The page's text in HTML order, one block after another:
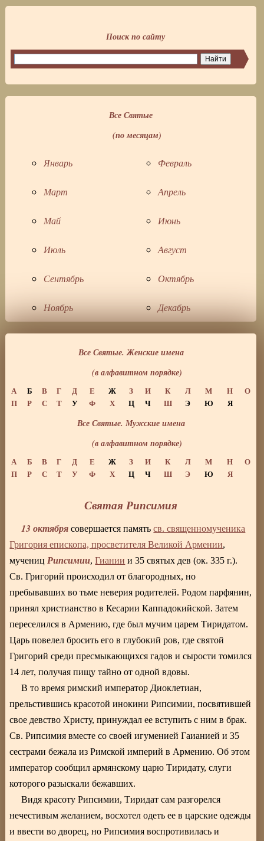
Все Святые
(по месяцам)
Январь Февраль
Март Апрель
Май Июнь
Июль Август
Сентябрь Октябрь
Ноябрь Декабрь
Все Святые. Женские имена
(в алфавитном порядке)
А Б В Г Д Е Ж З И К Л М Н
О
П
Р С Т У Ф Х Ц Ч Ш Э Ю Я
Все Святые. Мужские имена
(в алфавитном порядке)
А Б В Г Д Е Ж З И К Л М Н
О
П
Р С Т У Ф Х Ц Ч Ш Э Ю Я
Святая Рипсимия
13 октября совершается памятьсв. священномученика
Григория епископа, просветителя Великой Армении,
мучениц Рипсимии,Гиании и 35 святых дев (ок. 335 г.).
Св. Григорий происходил от благородных, но
пребывавших во тьме неверия родителей. Родом парфянин,
принял христианство в Кесарии Каппадокийской. Затем
переселился в Армению, где был мучим царем Тиридатом.
Царь повелел бросить его в глубокий ров, где святой
Григорий среди пресмыкающихся гадов и сырости томился
14 лет, получая пищу тайно от одной вдовы.
В то время римский император Диоклетиан,
прельстившись красотой инокини Рипсимии, посвятившей
свое девство Христу, принуждал ее вступить с ним в брак.
Св. Рипсимия вместе со своей игуменией Гаианией и 35
сестрами бежала из Римской империй в Армению. Об этом
император сообщил армянскому царю Тиридату, слуги
которого разыскали бежавших.
Видя красоту Рипсимии, Тиридат сам разгорелся
нечестивым желанием, восхотел одеть ее в царские одежды
и ввести во дворец, но Рипсимия воспротивилась и
Поиск по сайту